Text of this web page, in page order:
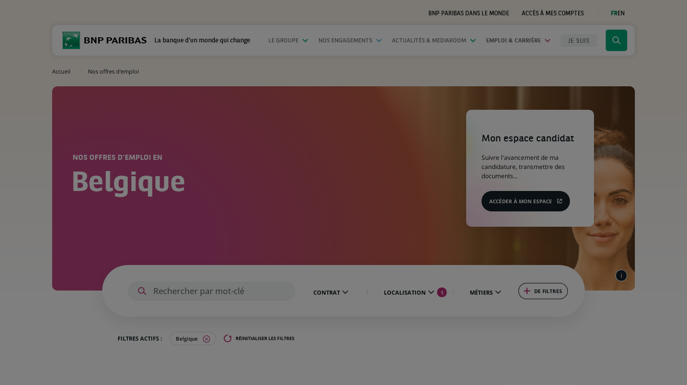
BNP PARIBAS DANS LE MONDE
ACCÈS À MES COMPTES
DANS
UN
FREN
La banque d'un monde qui change LE GROUPE NOS ENGAGEMENTS ACTUALITÉS & MEDIAROOM EMPLOI & CARRIÈRE JE SUIS
Cliquer
moteur
Accueil Nos offres d'emploi
NOS OFFRES D'EMPLOI EN
Belgique
Mon espace candidat
Suivre l'avancement de ma
candidature, transmettre des
documents...
ACCÉDER À MON ESPACE
(Ce
s'ouvre
dans
nouvel
onglet)
CONTRAT LOCALISATION 1 MÉTIERS DE FILTRES
FILTRES ACTIFS : Belgique RÉINITIALISER LES FILTRES